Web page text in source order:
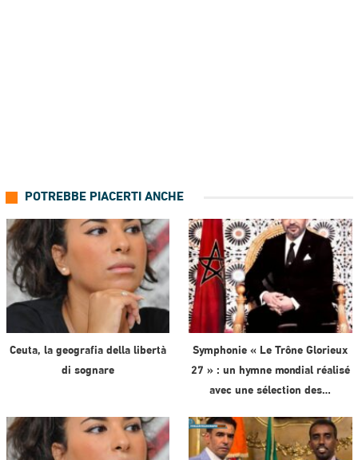
POTREBBE PIACERTI ANCHE
Ceuta, la geografia della libertà
di sognare
Symphonie « Le Trône Glorieux
27 » : un hymne mondial réalisé
avec une sélection des…